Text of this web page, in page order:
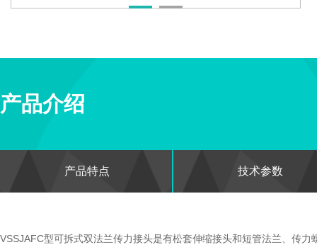
产品介绍
产品特点 技术参数
VSSJAFC型可拆式双法兰传力接头是有松套伸缩接头和短管法兰、传力